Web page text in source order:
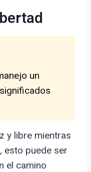
un
y libre mientras
esto puede ser
el camino